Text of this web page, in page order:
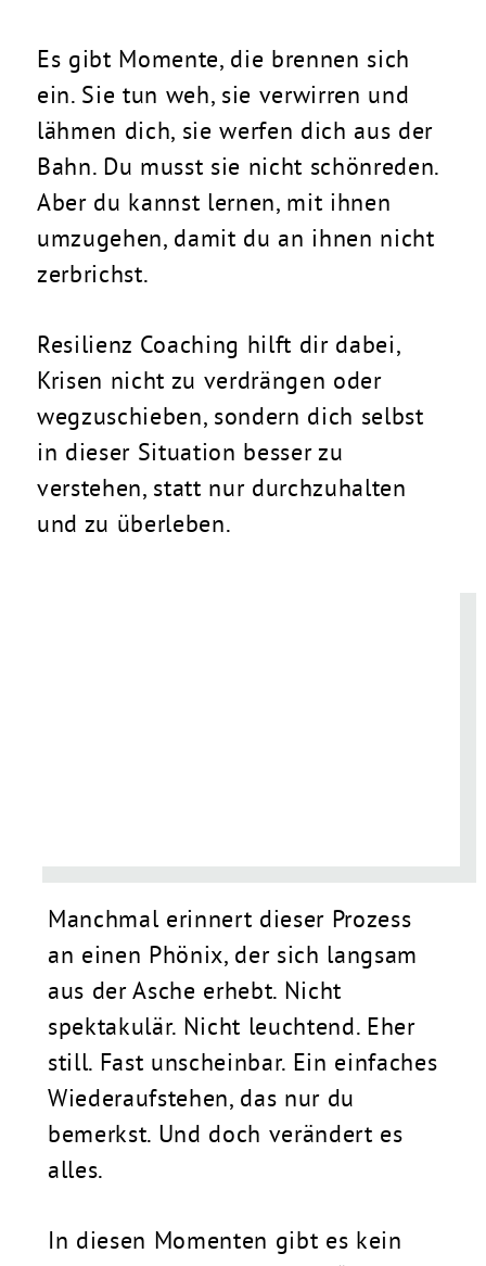
Es gibt Momente, die brennen sich
ein. Sie tun weh, sie verwirren und
lähmen dich, sie werfen dich aus der
Bahn. Du musst sie nicht schönreden.
Aber du kannst lernen, mit ihnen
umzugehen, damit du an ihnen nicht
zerbrichst.
Resilienz Coaching hilft dir dabei,
Krisen nicht zu verdrängen oder
wegzuschieben, sondern dich selbst
in dieser Situation besser zu
verstehen, statt nur durchzuhalten
und zu überleben.
Manchmal erinnert dieser Prozess
an einen Phönix, der sich langsam
aus der Asche erhebt. Nicht
spektakulär. Nicht leuchtend. Eher
still. Fast unscheinbar. Ein einfaches
Wiederaufstehen, das nur du
bemerkst. Und doch verändert es
alles.
In diesen Momenten gibt es kein